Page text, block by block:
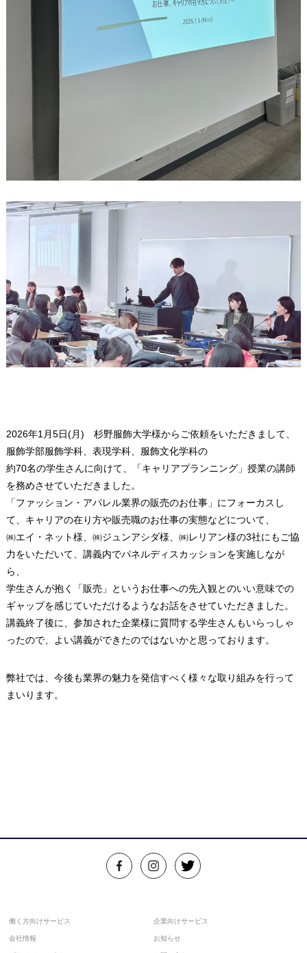
2026年1月5日(月) 杉野服飾大学様からご依頼をいただきまして、
服飾学部服飾学科、表現学科、服飾文化学科の
約70名の学生さんに向けて、「キャリアプランニング」授業の講師
を務めさせていただきました。
「ファッション・アパレル業界の販売のお仕事」にフォーカスし
て、キャリアの在り方や販売職のお仕事の実態などについて、
㈱エイ・ネット様、㈱ジュンアシダ様、㈱レリアン様の3社にもご協
力をいただいて、講義内でパネルディスカッションを実施しなが
ら、
学生さんが抱く「販売」というお仕事への先入観とのいい意味での
ギャップを感じていただけるようなお話をさせていただきました。
講義終了後に、参加された企業様に質問する学生さんもいらっしゃ
ったので、よい講義ができたのではないかと思っております。
弊社では、今後も業界の魅力を発信すべく様々な取り組みを行って
まいります。
働く方向けサービス 企業向けサービス
会社情報 お知らせ